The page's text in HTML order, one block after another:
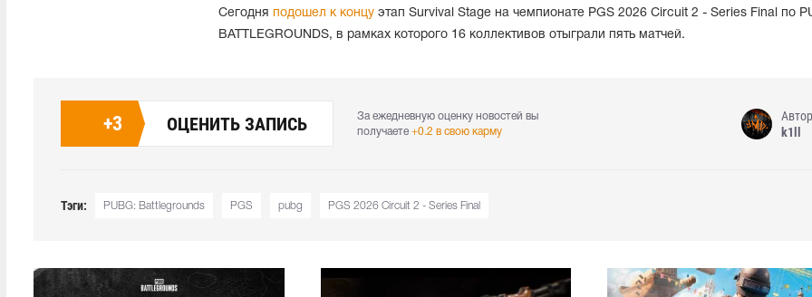
Сегодня подошел к концуэтап Survival Stage на чемпионате PGS 2026 Circuit 2 - Series Final по
BATTLEGROUNDS, в рамках которого 16 коллективов отыграли пять матчей.
+3 ОЦЕНИТЬ ЗАПИСЬ
За ежедневную оценку новостей вы
получаете +0.2 в свою карму
Автор
k1ll
Тэги: PUBG: Battlegrounds PGS pubg PGS 2026 Circuit 2 - Series Final